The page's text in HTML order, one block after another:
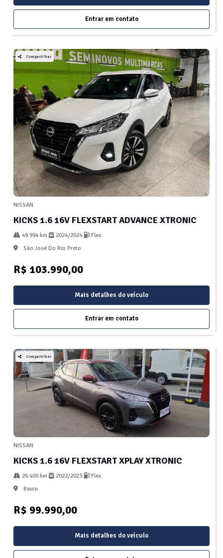
Entrar em contato
Compartilhar
NISSAN
KICKS 1.6 16V FLEXSTART ADVANCE XTRONIC
49.994 km 2024/2024
Flex
São José Do Rio Preto
R$ 103.990,00
Mais detalhes do veículo
Entrar em contato
Compartilhar
NISSAN
KICKS 1.6 16V FLEXSTART XPLAY XTRONIC
26.400 km 2022/2023
Flex
Bauru
R$ 99.990,00
Mais detalhes do veículo